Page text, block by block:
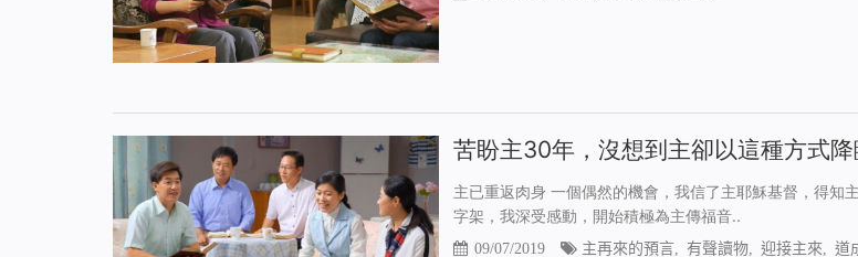
苦盼主30年，沒想到主卻以這種方式降
主已重返肉身 一個偶然的機會，我信了主耶穌基督，得知
字架，我深受感動，開始積極為主傳福音..
09/07/2019 主再來的預言, 有聲讀物, 迎接主來 道